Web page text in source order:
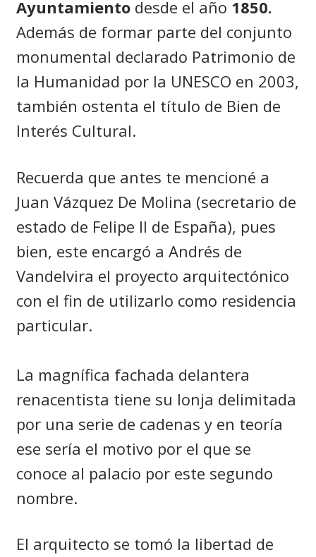
Ayuntamiento desde el año 1850.
Además de formar parte del conjunto
monumental declarado Patrimonio de
la Humanidad por la UNESCO en 2003,
también ostenta el título de Bien de
Interés Cultural.
Recuerda que antes te mencioné a
Juan Vázquez De Molina (secretario de
estado de Felipe II de España), pues
bien, este encargó a Andrés de
Vandelvira el proyecto arquitectónico
con el fin de utilizarlo como residencia
particular.
La magnífica fachada delantera
renacentista tiene su lonja delimitada
por una serie de cadenas y en teoría
ese sería el motivo por el que se
conoce al palacio por este segundo
nombre.
El arquitecto se tomó la libertad de